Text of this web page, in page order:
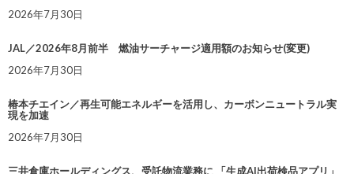
2026年7月30日
JAL／2026年8月前半 燃油サーチャージ適用額のお知らせ(変更)
2026年7月30日
椿本チエイン／再生可能エネルギーを活用し、カーボンニュートラル実
現を加速
2026年7月30日
三井倉庫ホールディングス、受託物流業務に 「生成AI出荷検品アプリ」